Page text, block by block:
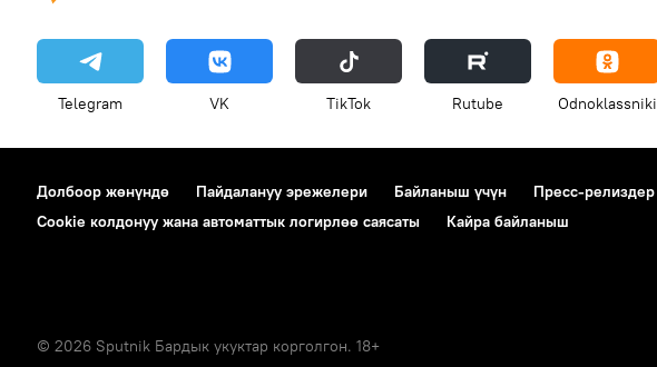
Telegram VK ТikТоk Rutube Odnoklassniki
Долбоор жөнүндө Пайдалануу эрежелери Байланыш үчүн Пресс-релиздер
Cookie колдонуу жана автоматтык логирлөө саясаты
Кайра байланыш
© 2026 Sputnik Бардык укуктар корголгон. 18+